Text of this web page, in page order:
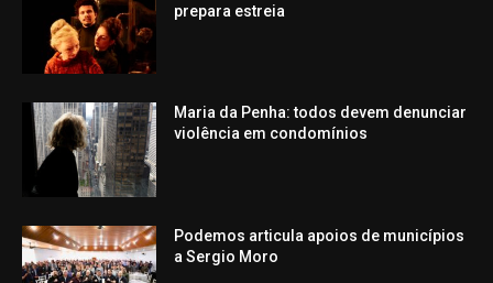
prepara estreia
Maria da Penha: todos devem denunciar
violência em condomínios
Podemos articula apoios de municípios
a Sergio Moro